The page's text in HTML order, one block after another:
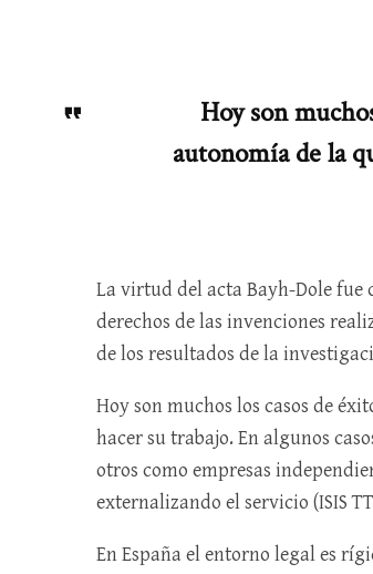
Hoy son
autonomía de la
La virtud del acta Bayh-Dole fue
derechos de las invenciones
de los resultados de la
Hoy son muchos los casos de
hacer su trabajo. En algunos
otros como empresas
externalizando el servicio (ISIS
En España el entorno legal es